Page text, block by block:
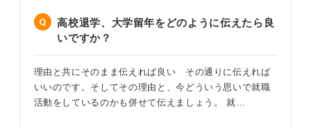
高校退学、大学留年をどのように伝えたら良
いですか？
理由と共にそのまま伝えれば良い その通りに伝えれば
いいのです。そしてその理由と、今どういう思いで就職
活動をしているのかも併せて伝えましょう。 就…